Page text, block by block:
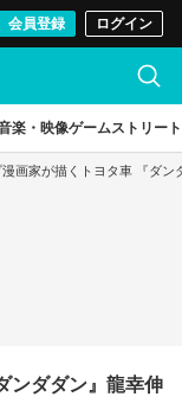
会員登録 ログイン
楽・映像ゲームストリート
画家が描くトヨタ車 『ダ
ンダダン』龍幸伸